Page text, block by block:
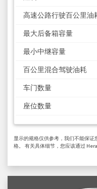
高速公路行驶百公里油
最大后备箱容量
最小中继容量
百公里混合驾驶油耗
车门数量
座位数量
显示的规格仅供参考，我们不能保
格。 有关具体细节，您应该通过